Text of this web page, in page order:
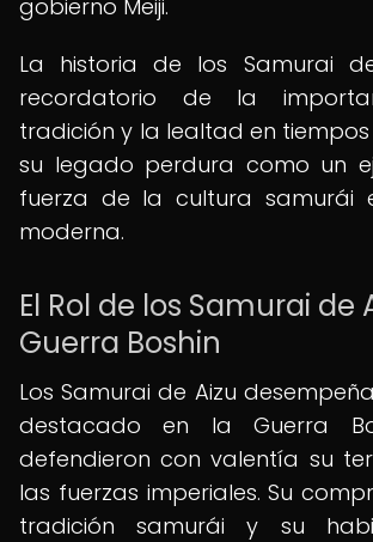
gobierno Meiji.
La historia de los Samurai
recordatorio de la
tradición y la lealtad en
su legado perdura como un
fuerza de la cultura samurái
moderna.
El Rol de los Samurai de
Guerra Boshin
Los Samurai de Aizu
destacado en la Guerra
defendieron con valentía su
las fuerzas imperiales. Su
tradición samurái y su